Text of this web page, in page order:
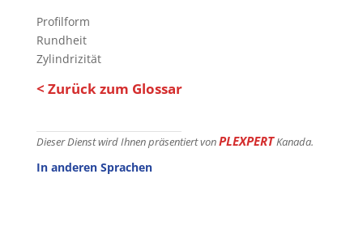
Profilform
Rundheit
Zylindrizität
< Zurück zum Glossar
Dieser Dienst wird Ihnen präsentiert vonPLEXPERTKanada.
In anderen Sprachen